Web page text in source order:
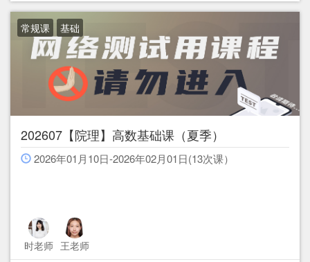
常规课 基础
202607【院理】高数基础课（夏季）
2026年01月10日-2026年02月01日(13次课）
时老师 王老师